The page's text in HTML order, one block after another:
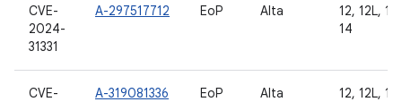
CVE-
2024-
31331
A-297517712 EoP Alta
12, 12L, 13,
14
CVE-
A-319081336 EoP Alta
12, 12L, 13,